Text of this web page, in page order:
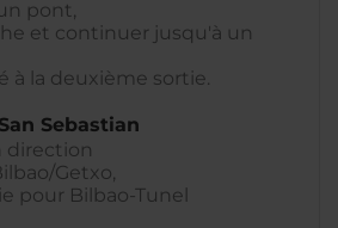
pont,
et continuer jusqu'à un
à la deuxième sortie.
Sebastian
direction
Getxo,
pour Bilbao-Tunel